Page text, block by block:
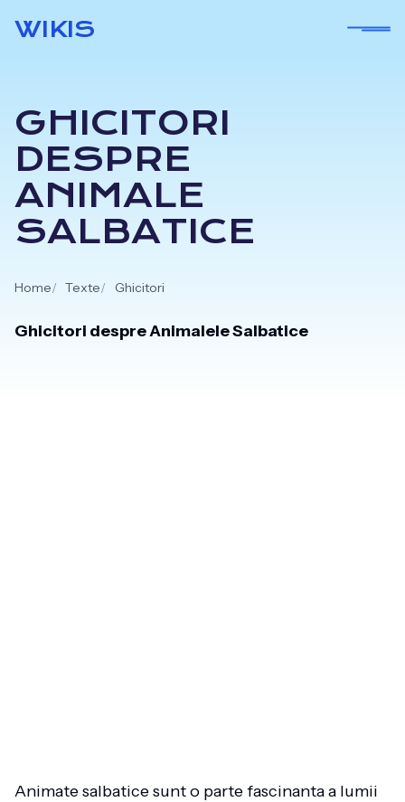
WIKIS
GHICITORI
DESPRE
ANIMALE
SALBATICE
Home Texte Ghicitori
Ghicitori despre Animalele Salbatice
Animate salbatice sunt o parte fascinanta a lumii